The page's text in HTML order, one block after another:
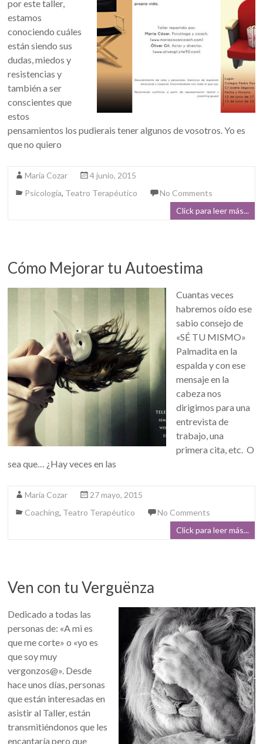
por este taller,
estamos
conociendo cuáles
están siendo sus
dudas, miedos y
resistencias y
también a ser
conscientes que
estos
pensamientos los pudierais tener algunos de vosotros. Yo es
que no quiero
María Cozar
4 junio, 2015
Psicología, Teatro Terapéutico
No Comments
Click para leer más...
Cómo Mejorar tu Autoestima
Cuantas veces
habremos oído ese
sabio consejo de
«SÉ TU MISMO»
Palmadita en la
espalda y con ese
mensaje en la
cabeza nos
dirigimos para una
entrevista de
trabajo, una
primera cita, etc. O
sea que… ¿Hay veces en las
María Cozar
27 mayo, 2015
Coaching, Teatro Terapéutico
No Comments
Click para leer más...
Ven con tu Verguënza
Dedicado a todas las
personas de: «A mi es
que me corte» o «yo es
que soy muy
vergonzos@». Desde
hace unos días, personas
que están interesadas en
asistir al Taller, están
transmitiéndonos que les
encantaría pero que